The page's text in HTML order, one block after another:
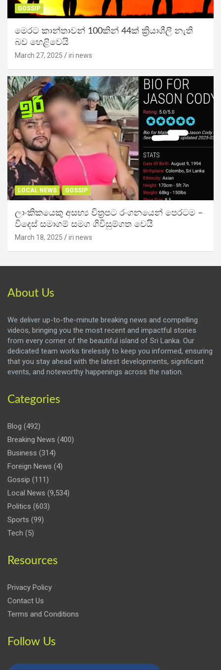
GOSSIP
මෙරට කාන්තාවන් 100කින් 44ක් ක්‍රියාශීලී නැති
බව හෙළිවෙයි
March 27, 2025 iri news
LOCAL NEWS GOSSIP
ලාංකිකයෙකු අසභ්‍ය චිත්‍රපට රංගනයෙන් පෙරටම –
විදෙස් සමාගම් සමග ගිවිසුම්ගත වෙයි
March 18, 2025 iri news
About Us
We deliver up-to-the-minute breaking news and compelling
videos, bringing you the most recent and impactful stories
from every corner of the beautiful island of Sri Lanka. Our
dedicated team works tirelessly to keep you informed, ensuring
that you stay ahead with the latest developments, significant
events, and noteworthy happenings across the nation.
Categories
Blog (492)
Breaking News (400)
Business (314)
Foreign News (4)
Gossip (111)
Local News (9,534)
Politics (603)
Sports (99)
Tech (5)
Resources
Privacy Policy
Contact Us
Terms and Conditions
Follow Us